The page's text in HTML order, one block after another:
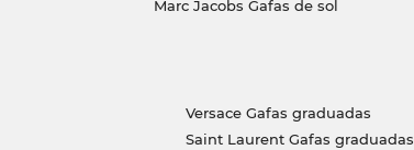
Marc Jacobs Gafas de sol
Versace Gafas graduadas
Saint Laurent Gafas graduadas